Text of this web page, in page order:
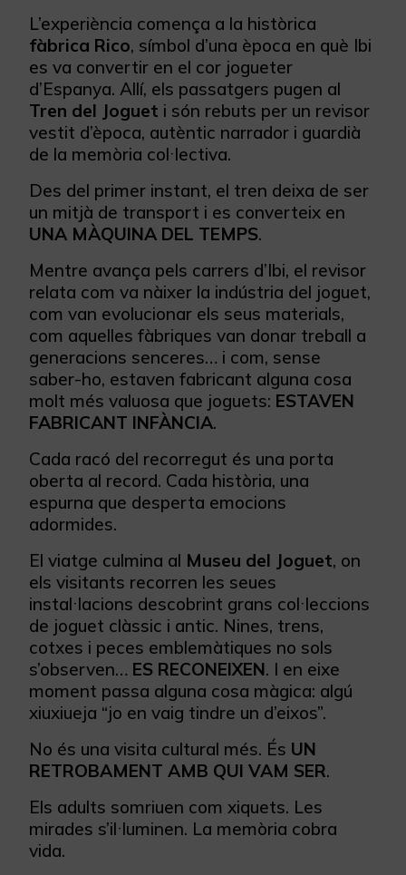
L’experiència comença a la històrica
fàbrica Rico, símbol d’una època en què Ibi
es va convertir en el cor jogueter
d’Espanya. Allí, els passatgers pugen al
Tren del Joguet i són rebuts per un revisor
vestit d’època, autèntic narrador i guardià
de la memòria col·lectiva.
Des del primer instant, el tren deixa de ser
un mitjà de transport i es converteix en
UNA MÀQUINA DEL TEMPS.
Mentre avança pels carrers d’Ibi, el revisor
relata com va nàixer la indústria del joguet,
com van evolucionar els seus materials,
com aquelles fàbriques van donar treball a
generacions senceres… i com, sense
saber-ho, estaven fabricant alguna cosa
molt més valuosa que joguets: ESTAVEN
FABRICANT INFÀNCIA.
Cada racó del recorregut és una porta
oberta al record. Cada història, una
espurna que desperta emocions
adormides.
El viatge culmina al Museu del Joguet, on
els visitants recorren les seues
instal·lacions descobrint grans col·leccions
de joguet clàssic i antic. Nines, trens,
cotxes i peces emblemàtiques no sols
s’observen… ES RECONEIXEN. I en eixe
moment passa alguna cosa màgica: algú
xiuxiueja “jo en vaig tindre un d’eixos”.
No és una visita cultural més. És UN
RETROBAMENT AMB QUI VAM SER.
Els adults somriuen com xiquets. Les
mirades s’il·luminen. La memòria cobra
vida.